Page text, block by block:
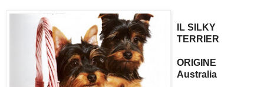
IL SILKY
TERRIER
ORIGINE
Australia